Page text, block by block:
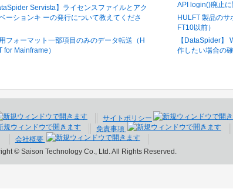
Servista】ライセンスファイルとアク
ーションキ ーの発行について教えてくださ
フォーマット一部項目のみのデータ転送（H
for Mainframe）
API login()廃止
HULFT 製品の
FT10以前）
【DataSpider】
作したい場合の
サイトポリシー
免責事項
会社概要
© Saison Technology Co., Ltd. All Rights Reserved.